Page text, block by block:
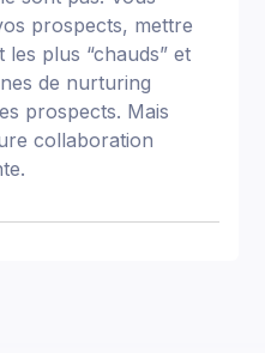
prospects, mettre
plus “chauds” et
de nurturing
prospects. Mais
collaboration